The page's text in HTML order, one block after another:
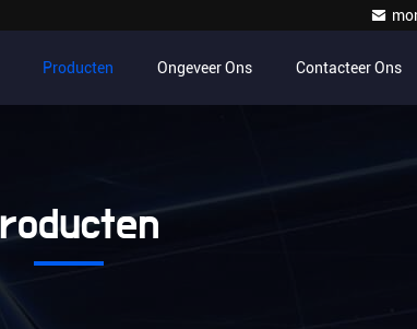
Producten Ongeveer Ons Contacteer Ons